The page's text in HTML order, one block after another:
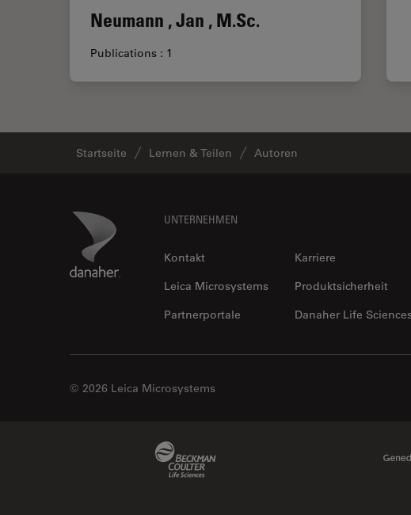
Neumann , Jan , M.Sc.
Publications : 1
Startseite Lernen & Teilen Autoren
Danaher Logo UNTERNEHMEN
Kontakt
Karriere
Leica Microsystems
Produktsicherheit
Partnerportale
Danaher Life
© 2026 Leica Microsystems